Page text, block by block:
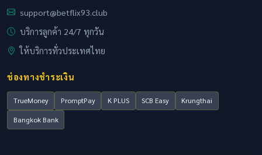
support@betflix93.club
บริการลูกค้า 24/7 ทุกวัน
ให้บริการทั่วประเทศไทย
ช่องทางชำระเงิน
TrueMoney PromptPay K PLUS SCB Easy Krungthai
Bangkok Bank